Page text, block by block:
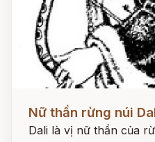
Nữ thần rừng núi
Dali là vị nữ thần của